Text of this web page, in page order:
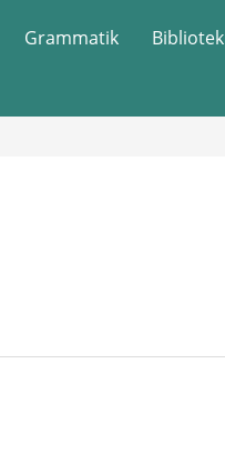
Grammatik Bibliotek